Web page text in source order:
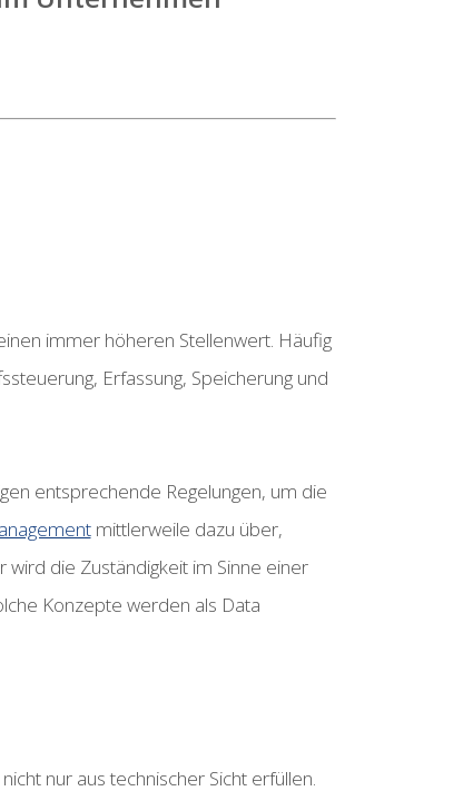
immer höheren Stellenwert. Häufig
Erfassung, Speicherung und
entsprechende Regelungen, um die
mittlerweile dazu über,
die Zuständigkeit im Sinne einer
Konzepte werden als Data
nur aus technischer Sicht erfüllen.